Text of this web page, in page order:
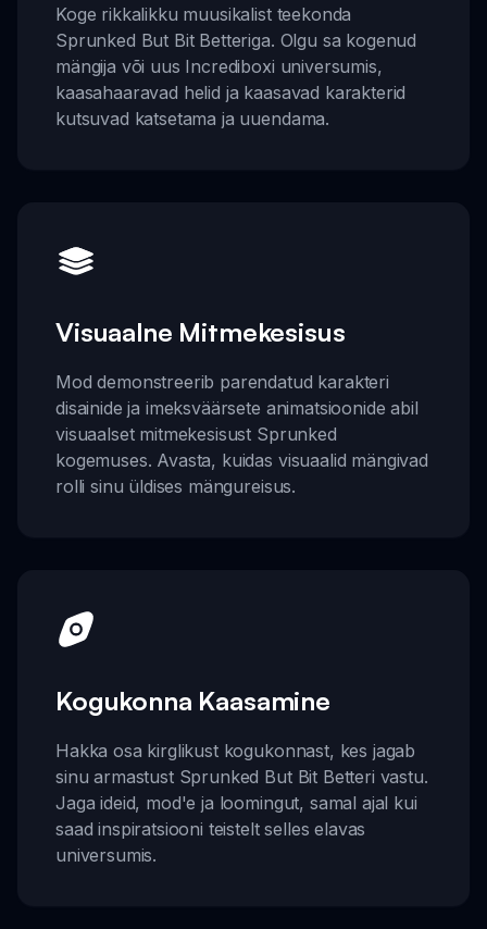
Koge rikkalikku muusikalist teekonda
Sprunked But Bit Betteriga. Olgu sa kogenud
mängija või uus Incrediboxi universumis,
kaasahaaravad helid ja kaasavad karakterid
kutsuvad katsetama ja uuendama.
Visuaalne Mitmekesisus
Mod demonstreerib parendatud karakteri
disainide ja imeksväärsete animatsioonide abil
visuaalset mitmekesisust Sprunked
kogemuses. Avasta, kuidas visuaalid mängivad
rolli sinu üldises mängureisus.
Kogukonna Kaasamine
Hakka osa kirglikust kogukonnast, kes jagab
sinu armastust Sprunked But Bit Betteri vastu.
Jaga ideid, mod'e ja loomingut, samal ajal kui
saad inspiratsiooni teistelt selles elavas
universumis.